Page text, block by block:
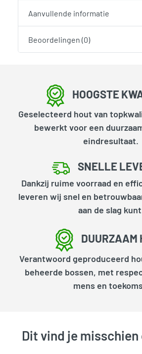
Aanvullende informatie
Beoordelingen (0)
HOOGSTE
Geselecteerd hout van
bewerkt voor een
eindresultaat.
SNELLE
Dankzij ruime voorraad en
leveren wij snel en
aan de slag
DUURZAAM
Verantwoord geproduceerd
beheerde bossen, met
mens en
Dit vind je